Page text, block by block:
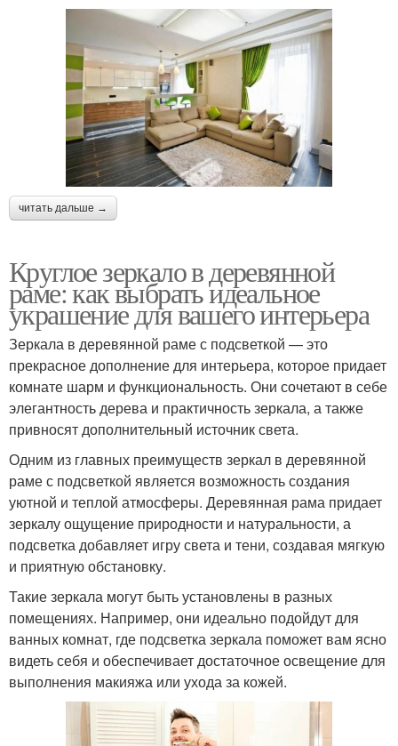
читать дальше →
Круглое зеркало в деревянной
раме: как выбрать идеальное
украшение для вашего интерьера
Зеркала в деревянной раме с подсветкой — это
прекрасное дополнение для интерьера, которое придает
комнате шарм и функциональность. Они сочетают в себе
элегантность дерева и практичность зеркала, а также
привносят дополнительный источник света.
Одним из главных преимуществ зеркал в деревянной
раме с подсветкой является возможность создания
уютной и теплой атмосферы. Деревянная рама придает
зеркалу ощущение природности и натуральности, а
подсветка добавляет игру света и тени, создавая мягкую
и приятную обстановку.
Такие зеркала могут быть установлены в разных
помещениях. Например, они идеально подойдут для
ванных комнат, где подсветка зеркала поможет вам ясно
видеть себя и обеспечивает достаточное освещение для
выполнения макияжа или ухода за кожей.